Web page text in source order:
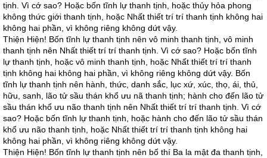
tịnh. Vì cớ sao? Hoặc bốn tĩnh lự thanh tịnh, hoặc thủy hỏa phong
không thức giới thanh tịnh, hoặc Nhất thiết trí trí thanh tịnh không hai
không hai phần, vì không riêng không dứt vậy.
Thiện Hiện! Bốn tĩnh lự thanh tịnh nên vô minh thanh tịnh, vô minh
thanh tịnh nên Nhất thiết trí trí thanh tịnh. Vì cớ sao? Hoặc bốn tĩnh
lự thanh tịnh, hoặc vô minh thanh tịnh, hoặc Nhất thiết trí trí thanh
tịnh không hai không hai phần, vì không riêng không dứt vậy. Bốn
tĩnh lự thanh tịnh nên hành, thức, danh sắc, lục xứ, xúc, thọ, ái, thủ,
hữu, sanh, lão tử sầu thán khổ ưu nã thanh tịnh; hành cho đến lão tử
sầu thán khổ ưu não thanh tịnh nên Nhất thiết trí trí thanh tịnh. Vì cớ
sao? Hoặc bốn tĩnh lự thanh tịnh, hoặc hành cho đến lão tử sầu thán
khổ ưu não thanh tịnh, hoặc Nhất thiết trí trí thanh tịnh không hai
không hai phần, vì không riêng không dứt vậy.
Thiện Hiện! Bốn tĩnh lự thanh tịnh nên bố thí Ba la mật đa thanh tịnh,